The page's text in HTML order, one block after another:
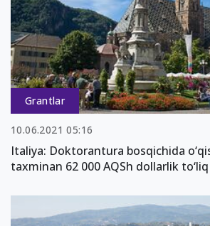
Grantlar
10.06.2021 05:16
Italiya: Doktorantura bosqichida
taxminan 62 000 AQSh dollarlik